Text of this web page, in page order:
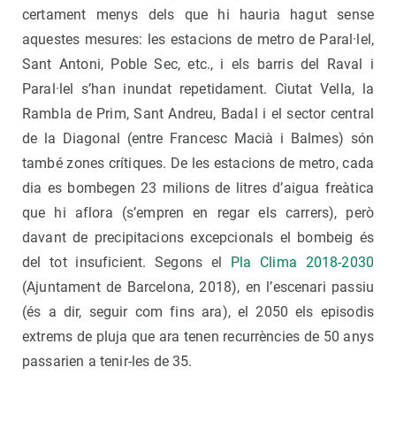
certament menys dels que hi hauria hagut sense
aquestes mesures: les estacions de metro de Paral·lel,
Sant Antoni, Poble Sec, etc., i els barris del Raval i
Paral·lel s’han inundat repetidament. Ciutat Vella, la
Rambla de Prim, Sant Andreu, Badal i el sector central
de la Diagonal (entre Francesc Macià i Balmes) són
també zones crítiques. De les estacions de metro, cada
dia es bombegen 23 milions de litres d’aigua freàtica
que hi aflora (s’empren en regar els carrers), però
davant de precipitacions excepcionals el bombeig és
del tot insuficient. Segons el
Pla Clima 2018-2030
(Ajuntament de Barcelona, 2018), en l’escenari passiu
(és a dir, seguir com fins ara), el 2050 els episodis
extrems de pluja que ara tenen recurrències de 50 anys
passarien a tenir-les de 35.